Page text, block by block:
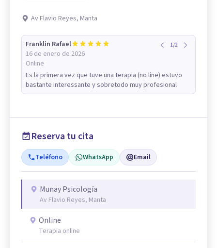
Av Flavio Reyes, Manta
Franklin Rafael
16 de enero de 2026
Online
1/2
Es la primera vez que tuve una terapia (no line) estuvo
bastante interessante y sobretodo muy profesional
Reserva tu cita
Teléfono WhatsApp Email
Munay Psicología
Av Flavio Reyes, Manta
Online
Terapia online